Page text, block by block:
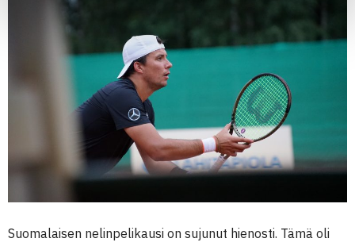
Suomalaisen nelinpelikausi on sujunut hienosti. Tämä oli